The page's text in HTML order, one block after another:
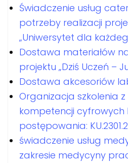
Świadczenie usług
potrzeby realizacji
„Uniwersytet dla
Dostawa materiałów
projektu „Dziś Uczeń –
Dostawa akcesoriów
Organizacja szkolenia z
kompetencji cyfrowych
postępowania:
świadczenie usług
zakresie medycyny